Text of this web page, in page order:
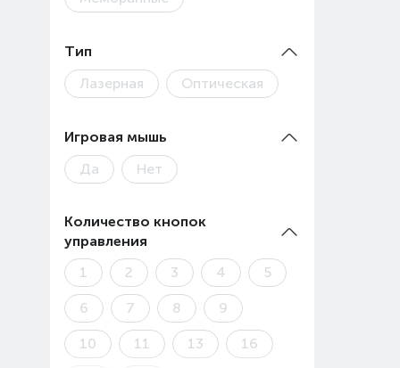
Тип
Лазерная
Оптическая
Игровая мышь
Да
Нет
Количество кнопок
управления
1
2 3 4 5
6 7 8 9
10 11 13 16